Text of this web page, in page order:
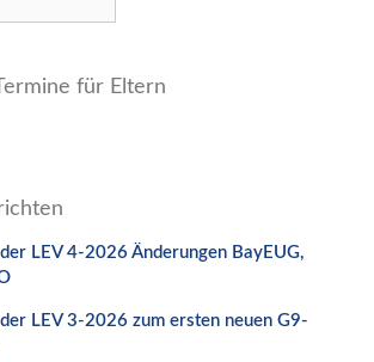
für Eltern
LEV 4-2026 Änderungen BayEUG,
LEV 3-2026 zum ersten neuen G9-